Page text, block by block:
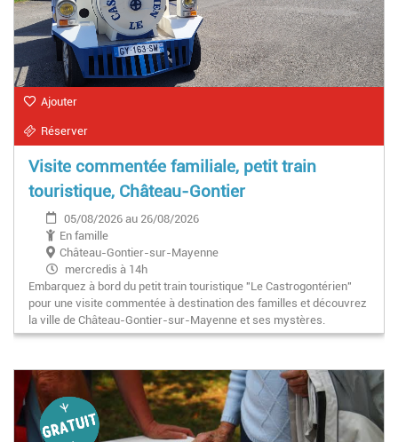
Ajouter
Réserver
Visite commentée familiale, petit train
touristique, Château-Gontier
05/08/2026 au 26/08/2026
En famille
Château-Gontier-sur-Mayenne
mercredis à 14h
Embarquez à bord du petit train touristique "Le Castrogontérien"
pour une visite commentée à destination des familles et découvrez
la ville de Château-Gontier-sur-Mayenne et ses mystères.